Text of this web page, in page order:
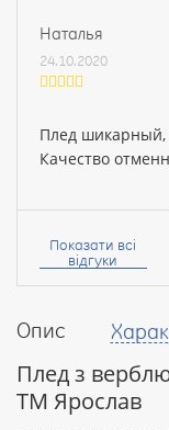
Опис
Плед з
ТМ Ярослав
Наталья
24.10.2020
Плед шикарный,
Качество
Ваше
Ваш
Показати всі
відгуки